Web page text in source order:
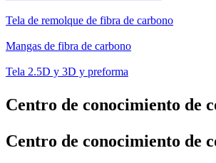
Tela de remolque de fibra de carbono
Mangas de fibra de carbono
Tela 2.5D y 3D y preforma
Centro de conocimiento de
Centro de conocimiento de